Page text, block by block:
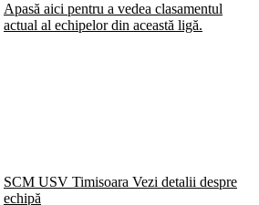
Apasă aici pentru a vedea clasamentul
actual al echipelor din această ligă.
SCM USV Timisoara Vezi detalii despre
echipă